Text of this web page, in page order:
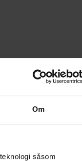
Om
såsom